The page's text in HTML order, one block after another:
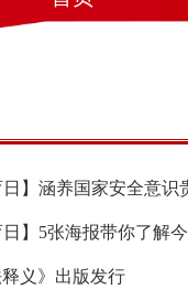
日】涵养国家安全意
日】5张海报带你了解
释义》出版发行